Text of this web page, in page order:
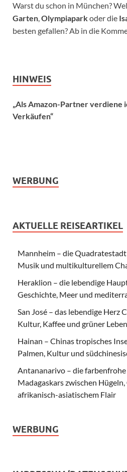
Warst du schon in München?
Garten,Olympiaparkoder die
besten gefallen? Ab in die
HINWEIS
„Als Amazon-Partner verdiene
Verkäufen“
WERBUNG
AKTUELLE REISEARTIKEL
Mannheim – die
Musik und multikulturellem
Heraklion – die lebendige
Geschichte, Meer und
San José – das lebendige Herz
Kultur, Kaffee und grüner
Hainan – Chinas tropisches
Palmen, Kultur und
Antananarivo – die
Madagaskars zwischen
afrikanisch-asiatischem Flair
WERBUNG